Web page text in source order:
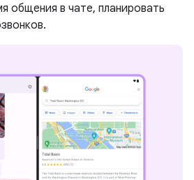
общения в чате, планировать